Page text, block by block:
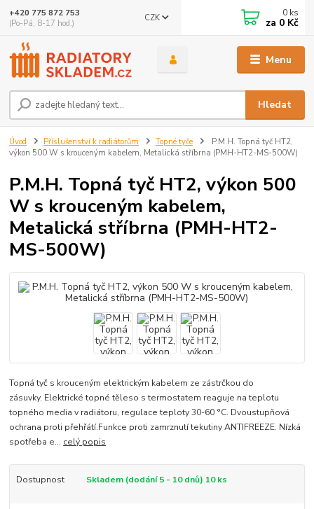
Menu
CZK
Hledat
+420 775 872 753
(Po-Pá, 8-17 hod.)
0 ks
za 0 Kč
Úvod Příslušenství k radiátorům Topné tyče
P.M.H. Topná tyč HT2,
výkon 500 W s krouceným kabelem, Metalická stříbrna (PMH-HT2-MS-500W)
P.M.H. Topná tyč HT2, výkon 500
W s krouceným kabelem,
Metalická stříbrna (PMH-HT2-
MS-500W)
Topná tyč s krouceným elektrickým kabelem ze zástrčkou do
zásuvky. Elektrické topné těleso s termostatem reaguje na teplotu
topného media v radiátoru, regulace teploty 30-60 °C. Dvoustupňová
ochrana proti přehřátí.Funkce proti zamrznutí tekutiny ANTIFREEZE. Nízká
spotřeba e... celý popis
Dostupnost Skladem (dodání 5 - 10 dnů) 10 ks